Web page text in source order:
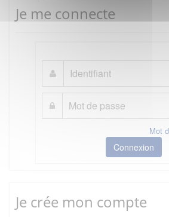
Je me connecte
Mot
Connexion
Je crée mon compte